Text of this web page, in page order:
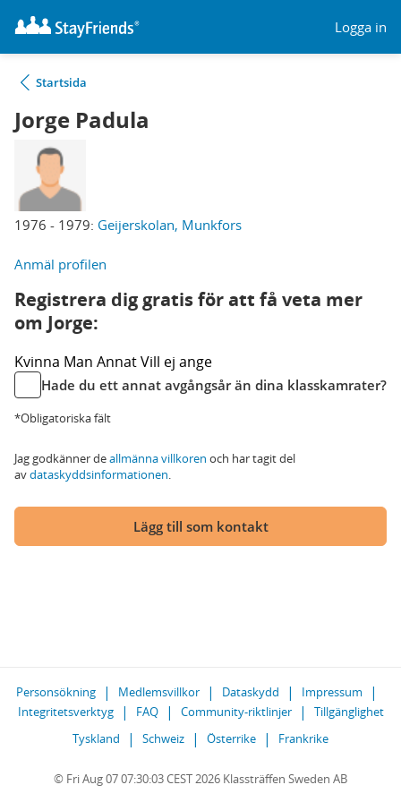
Logga in
Startsida
Jorge Padula
1976 - 1979: Geijerskolan, Munkfors
Anmäl profilen
Registrera dig gratis för att få veta mer
om Jorge:
Kvinna Man AnnatVill ej ange
Hade du ett annat avgångsår än dina klasskamrater?
*Obligatoriska fält
Jag godkänner deallmänna villkoren och har tagit del
avdataskyddsinformationen.
Lägg till som kontakt
Personsökning Medlemsvillkor Dataskydd
Impressum
Integritetsverktyg
FAQ Community-riktlinjer
Tillgänglighet
Tyskland
Schweiz Österrike Frankrike
© Fri Aug 07 07:30:03 CEST 2026 Klassträffen Sweden AB